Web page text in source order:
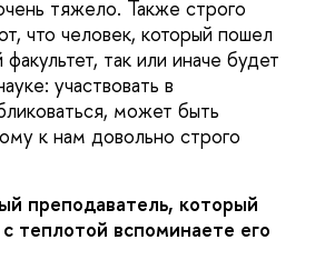
тяжело. Также строго
что человек, который пошел
так или иначе будет
участвовать в
может быть
к нам довольно строго
преподаватель, который
теплотой вспоминаете его